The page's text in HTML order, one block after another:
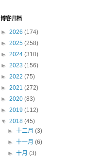
博客归档
► 2026 (174)
► 2025 (258)
► 2024 (310)
► 2023 (156)
► 2022 (75)
► 2021 (272)
► 2020 (83)
► 2019 (112)
▼ 2018 (45)
►十二月(3)
►十一月(6)
►十月(3)